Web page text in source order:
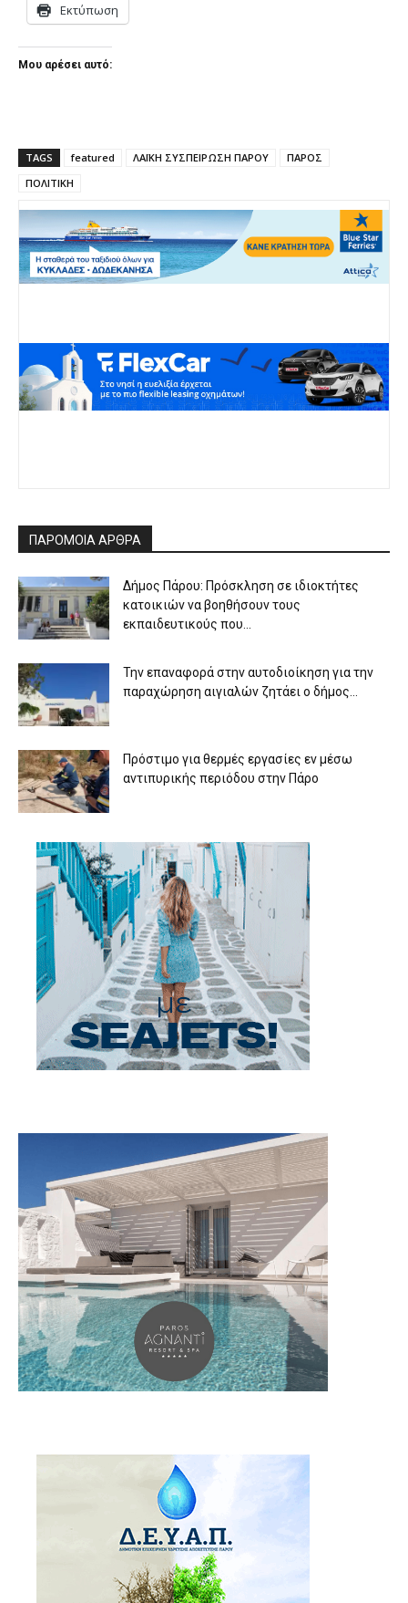
Εκτύπωση
Μου αρέσει αυτό:
TAGS featured ΛΑΪΚΗ ΣΥΣΠΕΙΡΩΣΗ ΠΑΡΟΥ
ΠΑΡΟΣ
ΠΟΛΙΤΙΚΗ
ΠΑΡΟΜΟΙΑ ΑΡΘΡΑ
Δήμος Πάρου: Πρόσκληση σε ιδιοκτήτες
κατοικιών να βοηθήσουν τους
εκπαιδευτικούς που...
Την επαναφορά στην αυτοδιοίκηση για την
παραχώρηση αιγιαλών ζητάει ο δήμος...
Πρόστιμο για θερμές εργασίες εν μέσω
αντιπυρικής περιόδου στην Πάρο